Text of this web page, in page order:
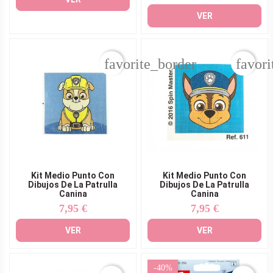
VER
Kit Medio Punto Con
Dibujos De La Patrulla
Canina
Precio
7,95 €
VER
favorite_border
Kit Medio Punto Con
Dibujos De La Patrulla
Canina
Precio
7,95 €
VER
-40%